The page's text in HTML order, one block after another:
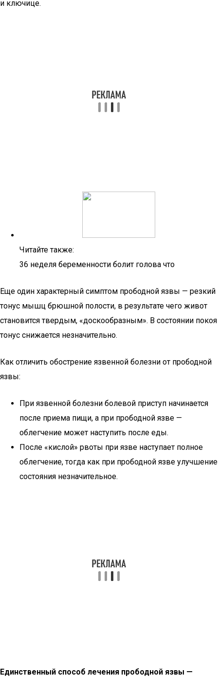
и ключице.
Читайте также:
36 неделя беременности болит голова что
Еще один характерный симптом прободной язвы — резкий
тонус мышц брюшной полости, в результате чего живот
становится твердым, «доскообразным». В состоянии покоя
тонус снижается незначительно.
Как отличить обострение язвенной болезни от прободной
язвы:
При язвенной болезни болевой приступ начинается
после приема пищи, а при прободной язве —
облегчение может наступить после еды.
После «кислой» рвоты при язве наступает полное
облегчение, тогда как при прободной язве улучшение
состояния незначительное.
Единственный способ лечения прободной язвы —